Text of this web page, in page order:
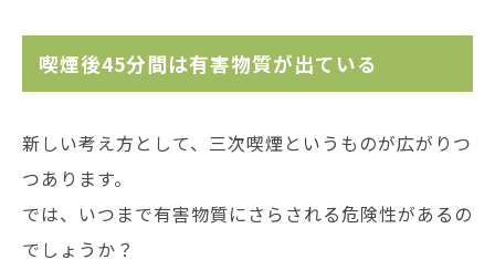
喫煙後45分間は有害物質が出ている
新しい考え方として、三次喫煙というものが広がりつ
つあります。
では、いつまで有害物質にさらされる危険性があるの
でしょうか？